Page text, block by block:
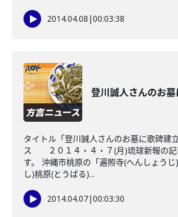
2014.04.08 |00:03:38
登川誠人さんのお
タイトル「登川誠人さんのお墓に歌碑建
ス ２０１４・４・７(月)琉球新報の記
す。 沖縄市桃原の「遍照寺(へんしょう
し)桃原(とうばる)...
2014.04.07|00:03:30